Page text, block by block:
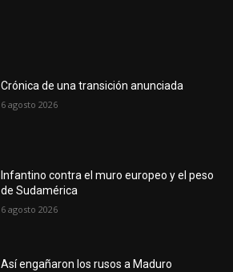
Crónica de una transición anunciada
6 agosto 2026
Infantino contra el muro europeo y el peso
de Sudamérica
6 agosto 2026
Así engañaron los rusos a Maduro